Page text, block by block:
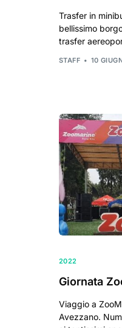
Trasfer in
bellissimo
trasfer
STAFF 10
2022
Giornata
Viaggio a
Avezzano.